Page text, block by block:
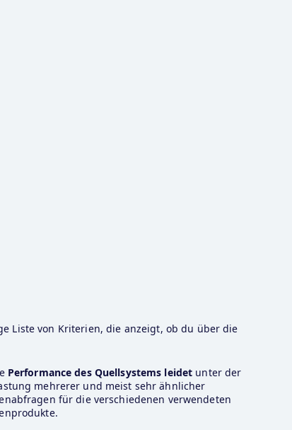
Liste von Kriterien, die anzeigt, ob du über die
Performance des Quellsystems leidet unter der
mehrerer und meist sehr ähnlicher
für die verschiedenen verwendeten